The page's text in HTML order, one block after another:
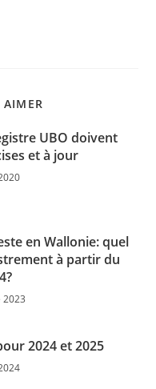
AIMER
UBO doivent
et à jour
en Wallonie: quel
à partir du
2023
2024 et 2025